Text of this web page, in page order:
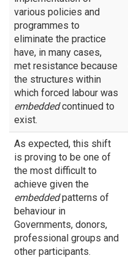
various policies and
programmes to
eliminate the practice
have, in many cases,
met resistance because
the structures within
which forced labour was
embeddedcontinued to
exist.
As expected, this shift
is proving to be one of
the most difficult to
achieve given the
embeddedpatterns of
behaviour in
Governments, donors,
professional groups and
other participants.